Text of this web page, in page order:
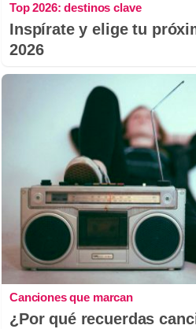
Top 2026: destinos clave
Inspírate y elige tu
2026
Canciones que marcan
¿Por qué recuerdas